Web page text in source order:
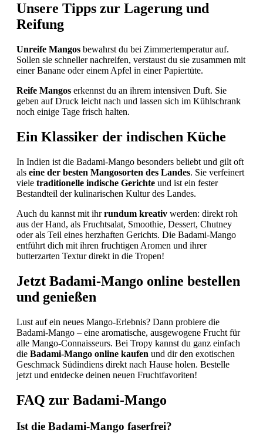
Unsere Tipps zur Lagerung und
Reifung
Unreife Mangos bewahrst du bei Zimmertemperatur auf.
Sollen sie schneller nachreifen, verstaust du sie zusammen mit
einer Banane oder einem Apfel in einer Papiertüte.
Reife Mangos erkennst du an ihrem intensiven Duft. Sie
geben auf Druck leicht nach und lassen sich im Kühlschrank
noch einige Tage frisch halten.
Ein Klassiker der indischen Küche
In Indien ist die Badami-Mango besonders beliebt und gilt oft
als eine der besten Mangosorten des Landes. Sie verfeinert
viele traditionelle indische Gerichte und ist ein fester
Bestandteil der kulinarischen Kultur des Landes.
Auch du kannst mit ihrrundum kreativ werden: direkt roh
aus der Hand, als Fruchtsalat, Smoothie, Dessert, Chutney
oder als Teil eines herzhaften Gerichts. Die Badami-Mango
entführt dich mit ihren fruchtigen Aromen und ihrer
butterzarten Textur direkt in die Tropen!
Jetzt Badami-Mango online bestellen
und genießen
Lust auf ein neues Mango-Erlebnis? Dann probiere die
Badami-Mango – eine aromatische, ausgewogene Frucht für
alle Mango-Connaisseurs. Bei Tropy kannst du ganz einfach
die Badami-Mango online kaufen und dir den exotischen
Geschmack Südindiens direkt nach Hause holen. Bestelle
jetzt und entdecke deinen neuen Fruchtfavoriten!
FAQ zur Badami-Mango
Ist die Badami-Mango faserfrei?